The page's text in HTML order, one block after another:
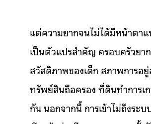
แต่ความยากจนไม่ได้มีหน้าตาแ
เป็นตัวแปรสำคัญ ครอบครัวยา
สวัสดิภาพของเด็ก สภาพการอ
ทรัพย์สินถือครอง ที่ดินทำการเ
กัน นอกจากนี้ การเข้าไม่ถึงระ